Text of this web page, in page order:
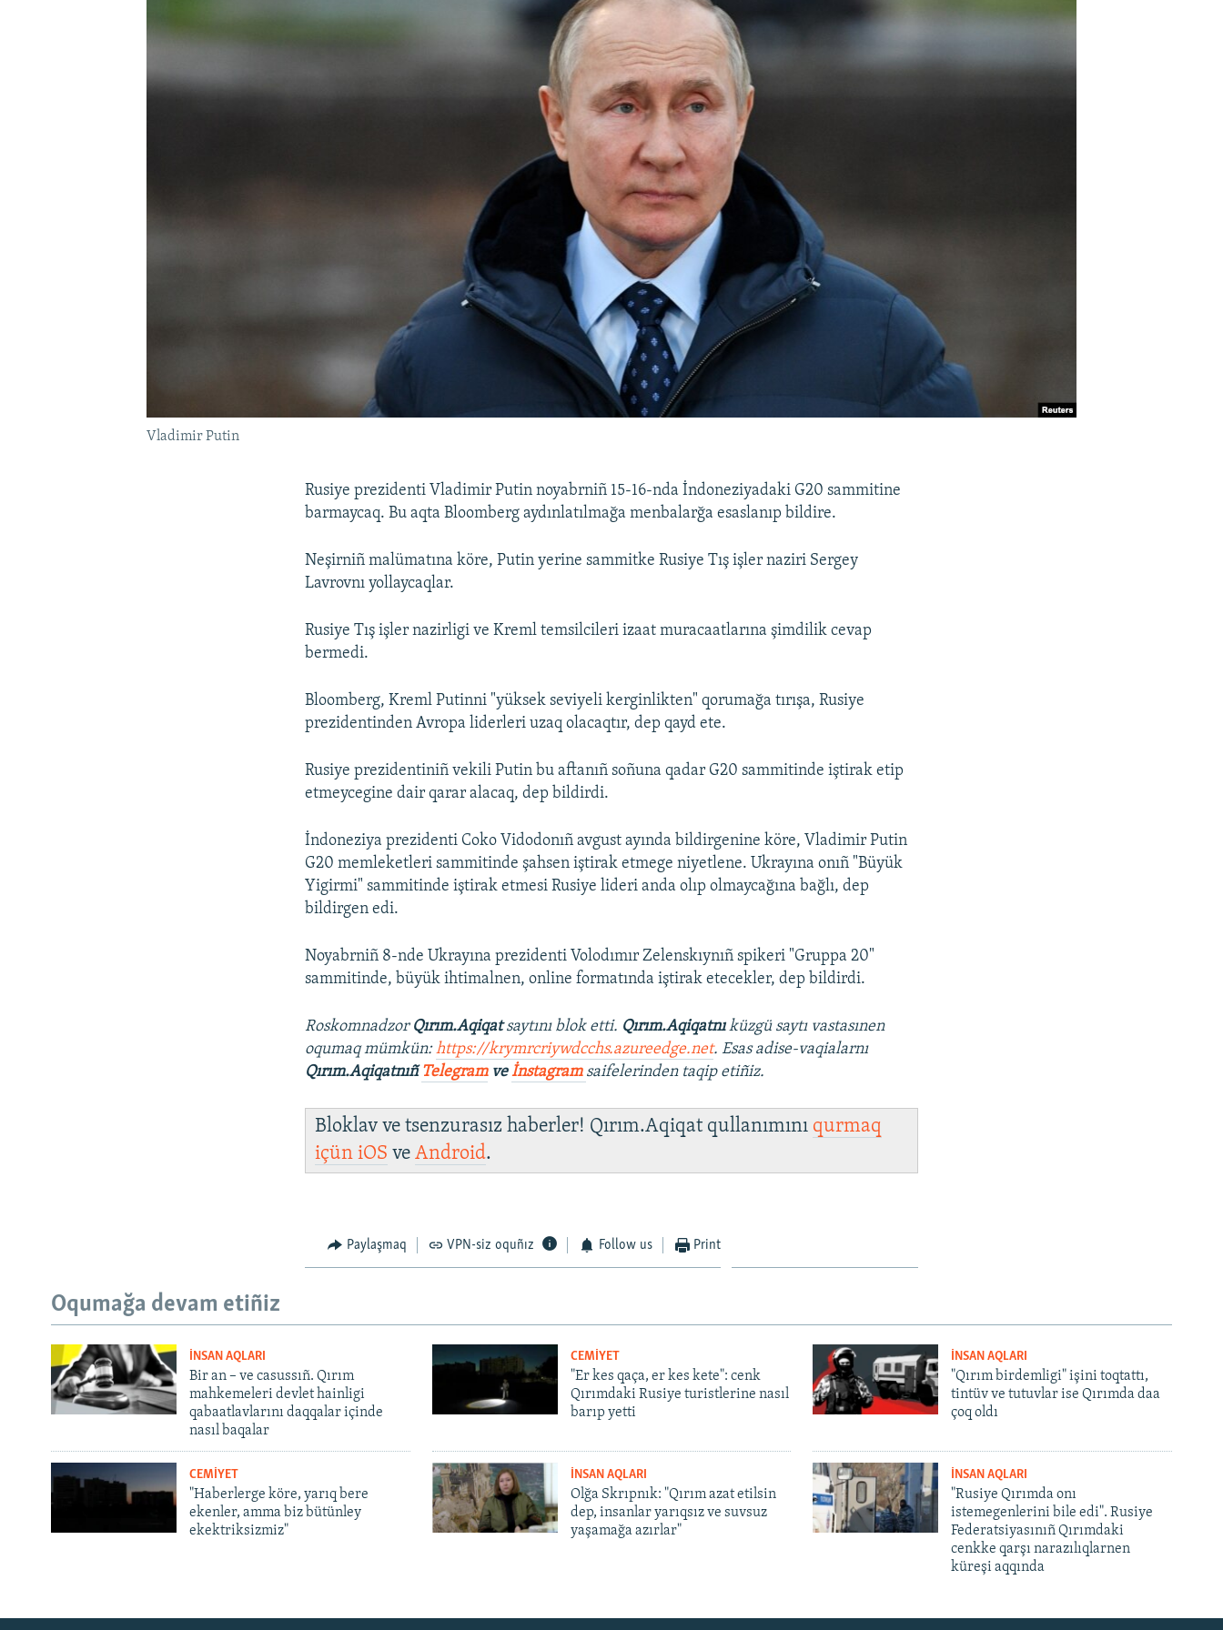
Русский
Vladimir Putin
Rusiye prezidenti Vladimir Putin noyabrniñ 15-16-nda İndoneziyadaki G20 sammitine
barmaycaq. Bu aqta Bloomberg aydınlatılmağa menbalarğa esaslanıp bildire.
Neşirniñ malümatına köre, Putin yerine sammitke Rusiye Tış işler naziri Sergey
Lavrovnı yollaycaqlar.
Rusiye Tış işler nazirligi ve Kreml temsilcileri izaat muracaatlarına şimdilik cevap
bermedi.
Bloomberg, Kreml Putinni "yüksek seviyeli kerginlikten" qorumağa tırışa, Rusiye
prezidentinden Avropa liderleri uzaq olacaqtır, dep qayd ete.
Rusiye prezidentiniñ vekili Putin bu aftanıñ soñuna qadar G20 sammitinde iştirak etip
etmeycegine dair qarar alacaq, dep bildirdi.
İndoneziya prezidenti Coko Vidodonıñ avgust ayında bildirgenine köre, Vladimir Putin
G20 memleketleri sammitinde şahsen iştirak etmege niyetlene. Ukrayına onıñ "Büyük
Yigirmi" sammitinde iştirak etmesi Rusiye lideri anda olıp olmaycağına bağlı, dep
bildirgen edi.
Noyabrniñ 8-nde Ukrayına prezidenti Volodımır Zelenskıynıñ spikeri "Gruppa 20"
sammitinde, büyük ihtimalnen, online formatında iştirak etecekler, dep bildirdi.
Roskomnadzor Qırım.Aqiqatsaytını blok etti. Qırım.Aqiqatnıküzgü saytı vastasınen
oqumaq mümkün:https://krymrcriywdcchs.azureedge.net. Esas adise-vaqialarnı
Qırım.AqiqatnıñTelegramveİnstagram saifelerinden taqip etiñiz.
Bloklav ve tsenzurasız haberler! Qırım.Aqiqat qullanımını qurmaq
içüniOS veAndroid.
Paylaşmaq VPN-siz oquñız Follow us Print
Oqumağa devam etiñiz
İNSAN AQLARI
Bir an – ve casussıñ. Qırım
mahkemeleri devlet hainligi
qabaatlavlarını daqqalar içinde
nasıl baqalar
CEMİYET
"Er kes qaça, er kes kete": cenk
Qırımdaki Rusiye turistlerine nasıl
barıp yetti
İNSAN AQLARI
"Qırım birdemligi" işini toqtattı,
tintüv ve tutuvlar ise Qırımda daa
çoq oldı
CEMİYET
"Haberlerge köre, yarıq bere
ekenler, amma biz bütünley
ekektriksizmiz"
İNSAN AQLARI
Olğa Skrıpnık: "Qırım azat etilsin
dep, insanlar yarıqsız ve suvsuz
yaşamağa azırlar"
İNSAN AQLARI
"Rusiye Qırımda onı
istemegenlerini bile edi". Rusiye
Federatsiyasınıñ Qırımdaki
cenkke qarşı narazılıqlarnen
küreşi aqqında